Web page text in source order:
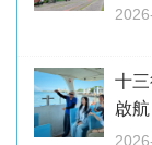
十
啟航